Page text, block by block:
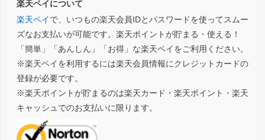
楽天ペイについて
楽天ペイで、いつもの楽天会員IDとパスワードを使ってスムー
ズなお支払いが可能です。楽天ポイントが貯まる・使える！
「簡単」「あんしん」「お得」な楽天ペイをご利用ください。
※楽天ペイを利用するには楽天会員情報にクレジットカードの
登録が必要です。
※楽天ポイントが貯まるのは楽天カード・楽天ポイント・楽天
キャッシュでのお支払いに限ります。